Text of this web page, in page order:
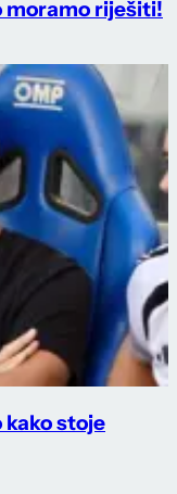
moramo riješiti!
kako stoje